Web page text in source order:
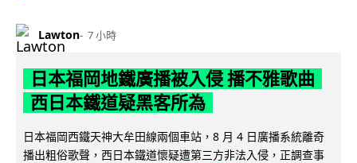
Lawton 7 小時
日本福岡地鐵廣播被入侵 播不雅歌曲
西日本鐵道疑黑客所為
日本福岡西鐵天神大牟田線兩個車站，8 月 4 日廣播系統離奇
播出粗俗歌聲，西日本鐵道懷疑遭第三方非法入侵，正調查事